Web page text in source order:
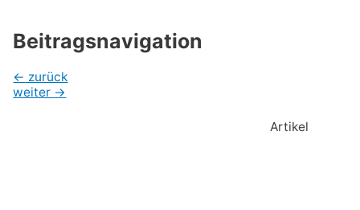
Beitragsnavigation
← zurück
weiter →
Artikel